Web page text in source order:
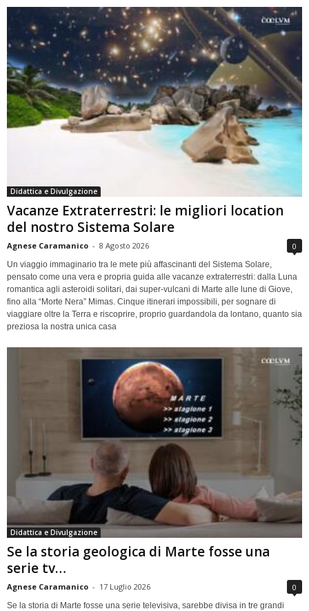
Didattica e Divulgazione
Vacanze Extraterrestri: le migliori location
del nostro Sistema Solare
Agnese Caramanico - 8 Agosto 2026 0
Un viaggio immaginario tra le mete più affascinanti del Sistema Solare,
pensato come una vera e propria guida alle vacanze extraterrestri: dalla Luna
romantica agli asteroidi solitari, dai super-vulcani di Marte alle lune di Giove,
fino alla “Morte Nera” Mimas. Cinque itinerari impossibili, per sognare di
viaggiare oltre la Terra e riscoprire, proprio guardandola da lontano, quanto sia
preziosa la nostra unica casa
Didattica e Divulgazione
Se la storia geologica di Marte fosse una
serie tv…
Agnese Caramanico - 17 Luglio 2026 0
Se la storia di Marte fosse una serie televisiva, sarebbe divisa in tre grandi